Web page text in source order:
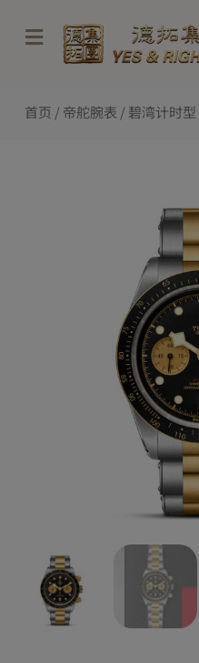
首页 /帝舵腕表 /碧湾计时型